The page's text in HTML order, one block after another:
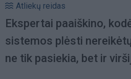
Atliekų reidas
Ekspertai paaiškino,
sistemos plėsti
ne tik pasiekia, bet ir